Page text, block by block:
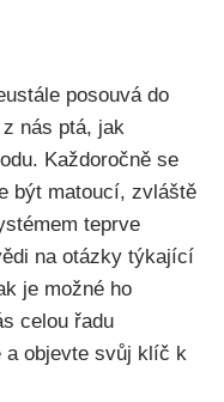
posouvá do
nás ptá, jak
Každoročně se
být matoucí, zvláště
teprve
na otázky týkající
je možné ho
celou řadu
a objevte svůj klíč k